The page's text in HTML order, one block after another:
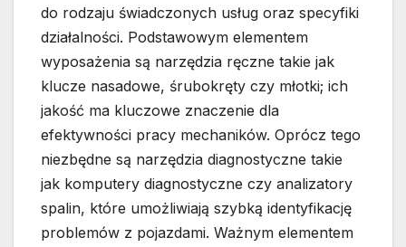
do rodzaju świadczonych usług oraz specyfiki
działalności. Podstawowym elementem
wyposażenia są narzędzia ręczne takie jak
klucze nasadowe, śrubokręty czy młotki; ich
jakość ma kluczowe znaczenie dla
efektywności pracy mechaników. Oprócz tego
niezbędne są narzędzia diagnostyczne takie
jak komputery diagnostyczne czy analizatory
spalin, które umożliwiają szybką identyfikację
problemów z pojazdami. Ważnym elementem